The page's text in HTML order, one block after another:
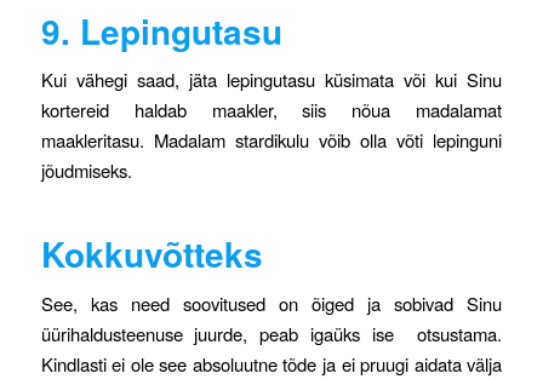
9. Lepingutasu
Kui vähegi saad, jäta lepingutasu küsimata või kui Sinu
kortereid haldab maakler, siis nõua madalamat
maakleritasu. Madalam stardikulu võib olla võti lepinguni
jõudmiseks.
Kokkuvõtteks
See, kas need soovitused on õiged ja sobivad Sinu
üürihaldusteenuse juurde, peab igaüks ise otsustama.
Kindlasti ei ole see absoluutne tõde ja ei pruugi aidata välja